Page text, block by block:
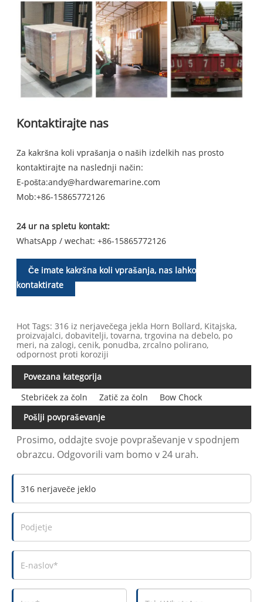
Kontaktirajte nas
Za kakršna koli vprašanja o naših izdelkih nas prosto
kontaktirajte na naslednji način:
E-pošta:andy@hardwaremarine.com
Mob:+86-15865772126
24 ur na spletu kontakt:
WhatsApp / wechat: +86-15865772126
Če imate kakršna koli vprašanja, nas lahko
kontaktirate
Hot Tags: 316 iz nerjavečega jekla Horn Bollard, Kitajska,
proizvajalci, dobavitelji, tovarna, trgovina na debelo, po
meri, na zalogi, cenik, ponudba, zrcalno polirano,
odpornost proti koroziji
Povezana kategorija
Stebriček za čoln
Zatič za čoln
Bow Chock
Pošlji povpraševanje
Prosimo, oddajte svoje povpraševanje v spodnjem
obrazcu. Odgovorili vam bomo v 24 urah.